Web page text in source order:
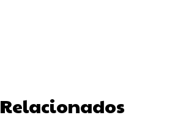
Relacionados